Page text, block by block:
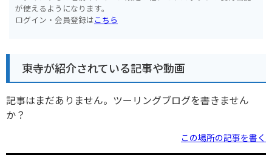
が使えるようになります。
ログイン・会員登録はこちら
東寺が紹介されている記事や動画
記事はまだありません。ツーリングブログを書きません
か？
この場所の記事を書く